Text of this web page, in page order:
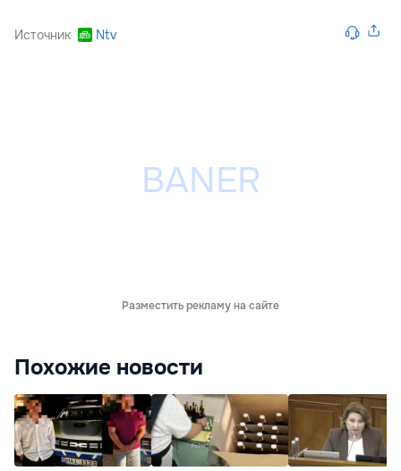
Источник Ntv
Разместить рекламу на сайте
Похожие новости